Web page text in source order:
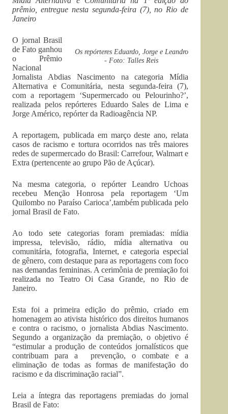
prêmio, entregue nesta segunda-feira (7), no Rio de
Janeiro
Os repórteres Eduardo, Jorge e Leandro
- Foto: Talles Reis
O jornal Brasil
de Fato ganhou
o Prêmio
Nacional
Jornalista Abdias Nascimento na categoria Mídia
Alternativa e Comunitária, nesta segunda-feira (7),
com a reportagem ‘Supermercado ou Pelourinho?’,
realizada pelos repórteres Eduardo Sales de Lima e
Jorge Américo, repórter da Radioagência NP.
A reportagem, publicada em março deste ano, relata
casos de racismo e tortura ocorridos nas três maiores
redes de supermercado do Brasil: Carrefour, Walmart e
Extra (pertencente ao grupo Pão de Açúcar).
Na mesma categoria, o repórter Leandro Uchoas
recebeu Menção Honrosa pela reportagem ‘Um
Quilombo no Paraíso Carioca’,também publicada pelo
jornal Brasil de Fato.
Ao todo sete categorias foram premiadas: mídia
impressa, televisão, rádio, mídia alternativa ou
comunitária, fotografia, Internet, e categoria especial
de gênero, com destaque para as reportagens com foco
nas demandas femininas. A cerimônia de premiação foi
realizada no Teatro Oi Casa Grande, no Rio de
Janeiro.
Esta foi a primeira edição do prêmio, criado em
homenagem ao ativista histórico dos direitos humanos
e contra o racismo, o jornalista Abdias Nascimento.
Segundo a organização da premiação, o objetivo é
“estimular a produção de conteúdos jornalísticos que
contribuam para a prevenção, o combate e a
eliminação de todas as formas de manifestação do
racismo e da discriminação racial”.
Leia a íntegra das reportagens premiadas do jornal
Brasil de Fato: